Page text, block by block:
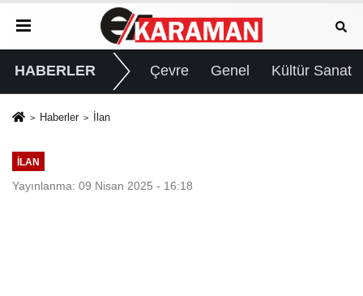
HABERLER Çevre Genel Kültür Sanat
Haberler İlan
İLAN
Yayınlanma: 09 Nisan 2025 - 16:18